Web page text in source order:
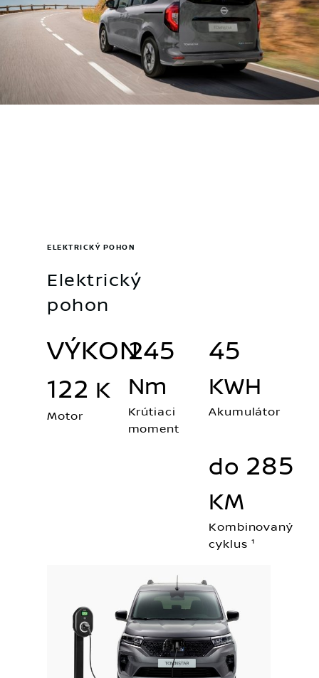
Elektrický
pohon
ELEKTRICKÝ POHON
VÝKON
122 K
Motor
245
Nm
Krútiaci
moment
45
KWH
Akumulátor
do 285
KM
Kombinovaný
cyklus ¹